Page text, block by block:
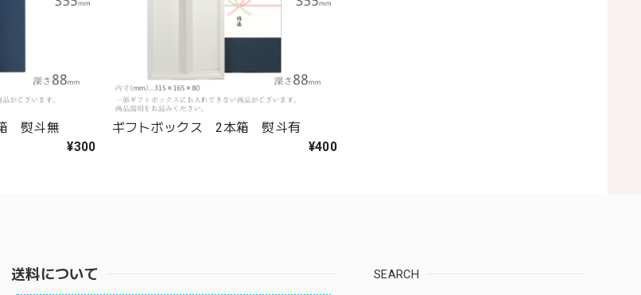
熨斗無
¥300
ギフトボックス 2本箱 熨斗有
¥400
送料について SEARCH